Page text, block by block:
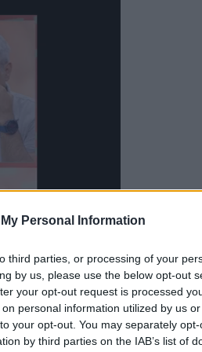
Personal Information
third parties, or processing of your
by us, please use the below opt-out
your opt-out request is processed
personal information utilized by us
your opt-out. You may separately
by third parties on the IAB’s list of
la examenele
reţeta financiară din
funcţionari publici care să
reluarea examenelor cu